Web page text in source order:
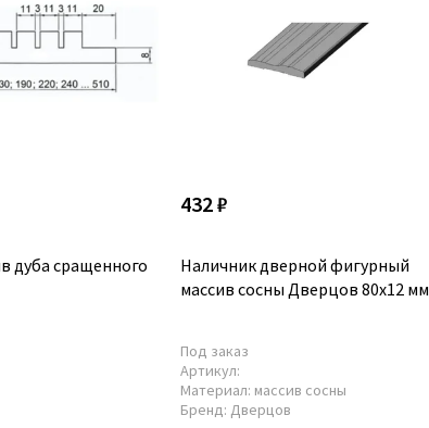
дуба сращенного
432 ₽
Наличник дверной фигурный
массив сосны Дверцов 80х12 мм
Под заказ
Артикул:
Материал: массив сосны
Бренд: Дверцов